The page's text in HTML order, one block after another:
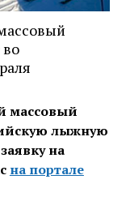
массовый
лыжную
на
на портале